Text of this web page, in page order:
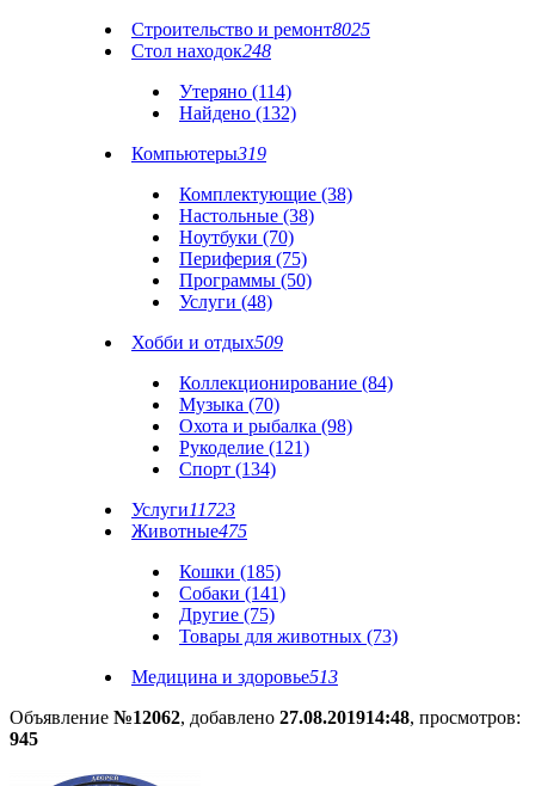
Строительство и ремонт8025
Стол находок248
Утеряно (114)
Найдено (132)
Компьютеры319
Комплектующие (38)
Настольные (38)
Ноутбуки (70)
Периферия (75)
Программы (50)
Услуги (48)
Хобби и отдых509
Коллекционирование (84)
Музыка (70)
Охота и рыбалка (98)
Рукоделие (121)
Спорт (134)
Услуги11723
Животные475
Кошки (185)
Собаки (141)
Другие (75)
Товары для животных (73)
Медицина и здоровье513
Объявление №12062, добавлено 27.08.201914:48, просмотров:
945